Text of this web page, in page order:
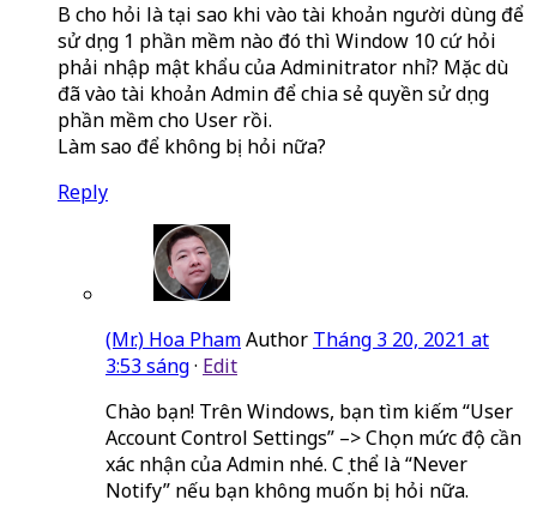
B cho hỏi là tại sao khi vào tài khoản người dùng để
sử dụng 1 phần mềm nào đó thì Window 10 cứ hỏi
phải nhập mật khẩu của Adminitrator nhỉ? Mặc dù
đã vào tài khoản Admin để chia sẻ quyền sử dụng
phần mềm cho User rồi.
Làm sao để không bị hỏi nữa?
Reply
(Mr.) Hoa PhamAuthor Tháng 3 20, 2021 at
3:53 sáng· Edit
Chào bạn! Trên Windows, bạn tìm kiếm “User
Account Control Settings” –> Chọn mức độ cần
xác nhận của Admin nhé. Cụ thể là “Never
Notify” nếu bạn không muốn bị hỏi nữa.